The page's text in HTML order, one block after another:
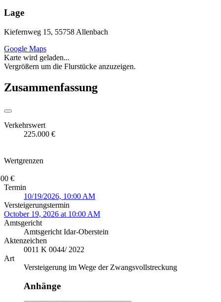
Lage
Kiefernweg 15, 55758 Allenbach
Google Maps
Karte wird geladen...
Vergrößern um die Flurstücke anzuzeigen.
Zusammenfassung
Verkehrswert
225.000 €
Wertgrenzen
€
Termin
10/19/2026, 10:00 AM
Versteigerungstermin
October 19, 2026 at 10:00 AM
Amtsgericht
Amtsgericht Idar-Oberstein
Aktenzeichen
0011 K 0044/ 2022
Art
Versteigerung im Wege der Zwangsvollstreckung
Anhänge